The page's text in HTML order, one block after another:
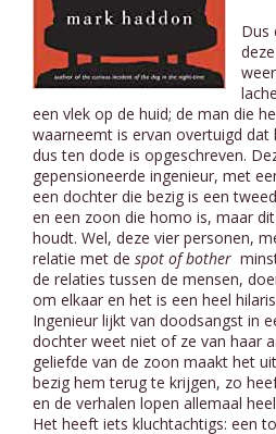
Dus
een vlek op de huid; de man die
waarneemt is ervan overtuigd dat
dus ten dode is opgeschreven.
gepensioneerde ingenieur, met
een dochter die bezig is een
en een zoon die homo is, maar
houdt. Wel, deze vier personen,
relatie met de spot of bother
de relaties tussen de mensen,
om elkaar en het is een heel
Ingenieur lijkt van doodsangst in
dochter weet niet of ze van haar
geliefde van de zoon maakt het
bezig hem terug te krijgen, zo
en de verhalen lopen allemaal
Het heeft iets kluchtachtigs: een